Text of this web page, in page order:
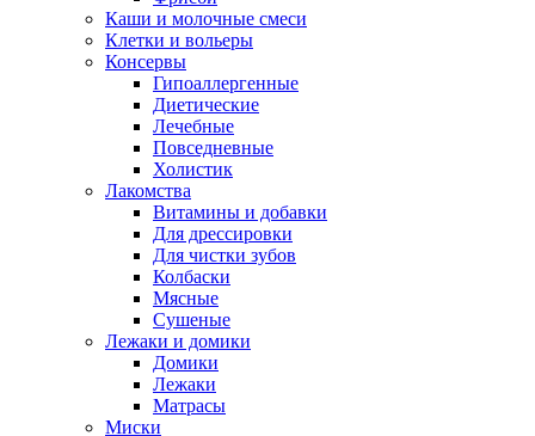
Каши и молочные смеси
Клетки и вольеры
Консервы
Гипоаллергенные
Диетические
Лечебные
Повседневные
Холистик
Лакомства
Витамины и добавки
Для дрессировки
Для чистки зубов
Колбаски
Мясные
Сушеные
Лежаки и домики
Домики
Лежаки
Матрасы
Миски